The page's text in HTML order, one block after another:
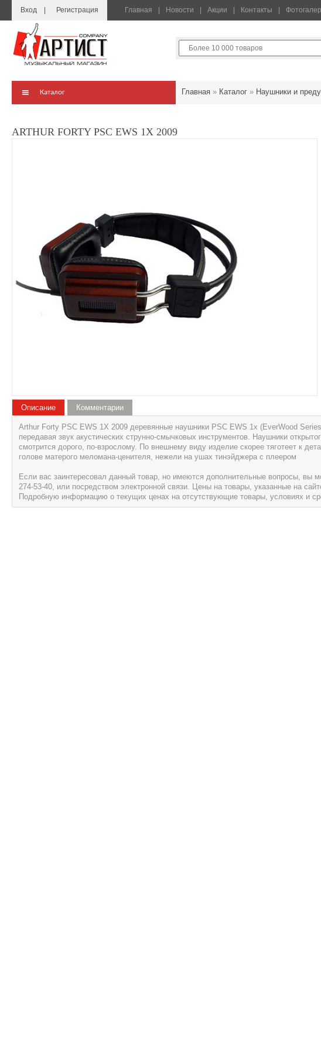
Вход Регистрация Главная Новости Акции Контакты
Каталог Главная » Каталог » Наушники и
ARTHUR FORTY PSC EWS 1X 2009
Описание
Arthur Forty PSC EWS 1X 2009 деревянные наушники PSC EWS 1x (EverWood
передавая звук акустических струнно-смычковых инструментов. Наушники
смотрится дорого, по-взрослому. По внешнему виду изделие скорее тяготеет к
голове матерого меломана-ценителя, нежели на ушах тинэйджера с плеером
Если вас заинтересовал данный товар, но имеются дополнительные вопросы, вы
274-53-40, или посредством электронной связи. Цены на товары, указанные на
Подробную информацию о текущих ценах на отсутствующие товары, условиях и
Комментарии